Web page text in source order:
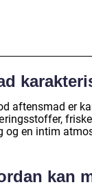
aftensmad er
friske
og en intim
kan